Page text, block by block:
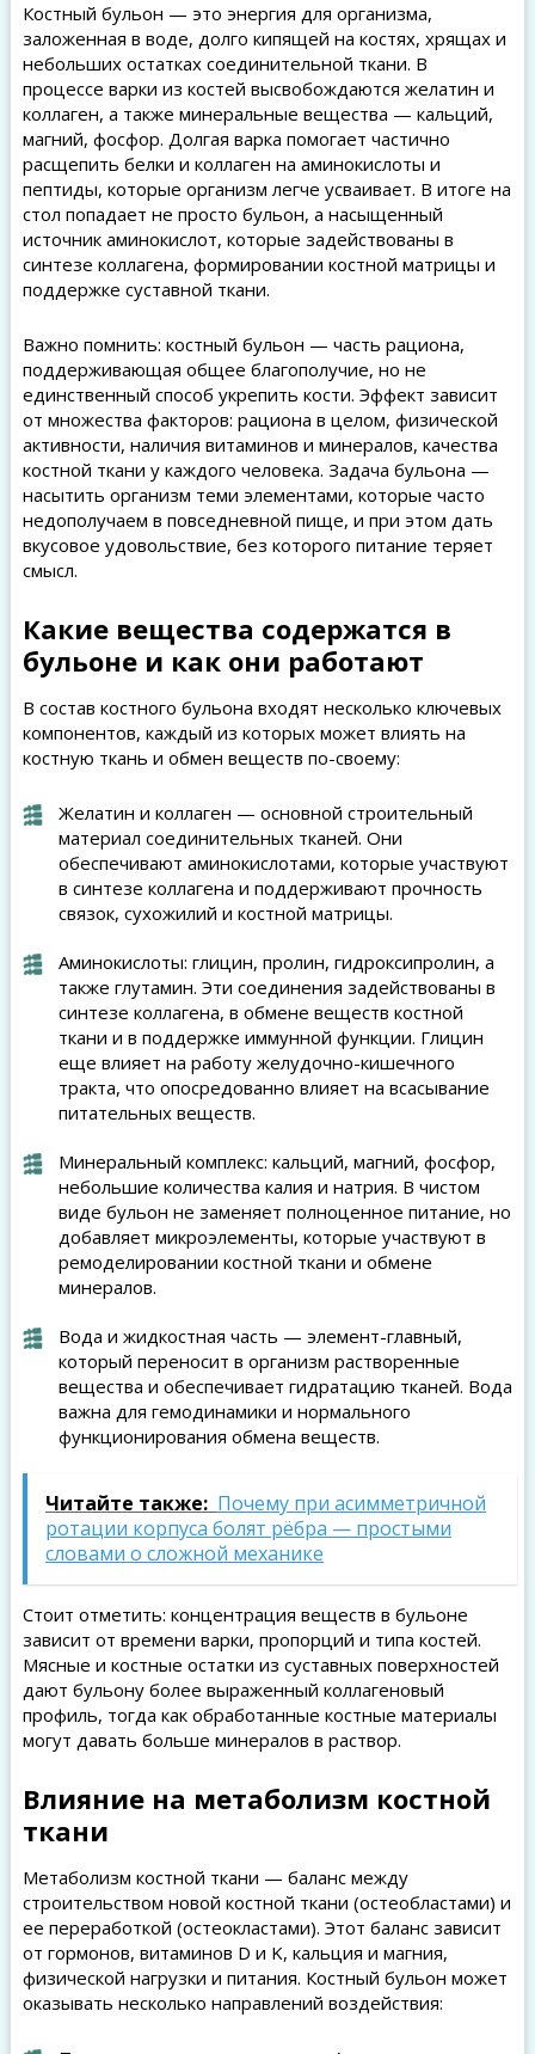
Костный бульон — это энергия для организма,
заложенная в воде, долго кипящей на костях, хрящах и
небольших остатках соединительной ткани. В
процессе варки из костей высвобождаются желатин и
коллаген, а также минеральные вещества — кальций,
магний, фосфор. Долгая варка помогает частично
расщепить белки и коллаген на аминокислоты и
пептиды, которые организм легче усваивает. В итоге на
стол попадает не просто бульон, а насыщенный
источник аминокислот, которые задействованы в
синтезе коллагена, формировании костной матрицы и
поддержке суставной ткани.
Важно помнить: костный бульон — часть рациона,
поддерживающая общее благополучие, но не
единственный способ укрепить кости. Эффект зависит
от множества факторов: рациона в целом, физической
активности, наличия витаминов и минералов, качества
костной ткани у каждого человека. Задача бульона —
насытить организм теми элементами, которые часто
недополучаем в повседневной пище, и при этом дать
вкусовое удовольствие, без которого питание теряет
смысл.
Какие вещества содержатся в
бульоне и как они работают
В состав костного бульона входят несколько ключевых
компонентов, каждый из которых может влиять на
костную ткань и обмен веществ по-своему:
Желатин и коллаген — основной строительный
материал соединительных тканей. Они
обеспечивают аминокислотами, которые участвуют
в синтезе коллагена и поддерживают прочность
связок, сухожилий и костной матрицы.
Аминокислоты: глицин, пролин, гидроксипролин, а
также глутамин. Эти соединения задействованы в
синтезе коллагена, в обмене веществ костной
ткани и в поддержке иммунной функции. Глицин
еще влияет на работу желудочно-кишечного
тракта, что опосредованно влияет на всасывание
питательных веществ.
Минеральный комплекс: кальций, магний, фосфор,
небольшие количества калия и натрия. В чистом
виде бульон не заменяет полноценное питание, но
добавляет микроэлементы, которые участвуют в
ремоделировании костной ткани и обмене
минералов.
Вода и жидкостная часть — элемент-главный,
который переносит в организм растворенные
вещества и обеспечивает гидратацию тканей. Вода
важна для гемодинамики и нормального
функционирования обмена веществ.
Читайте также: Почему при асимметричной
ротации корпуса болят рёбра — простыми
словами о сложной механике
Стоит отметить: концентрация веществ в бульоне
зависит от времени варки, пропорций и типа костей.
Мясные и костные остатки из суставных поверхностей
дают бульону более выраженный коллагеновый
профиль, тогда как обработанные костные материалы
могут давать больше минералов в раствор.
Влияние на метаболизм костной
ткани
Метаболизм костной ткани — баланс между
строительством новой костной ткани (остеобластами) и
ее переработкой (остеокластами). Этот баланс зависит
от гормонов, витаминов D и K, кальция и магния,
физической нагрузки и питания. Костный бульон может
оказывать несколько направлений воздействия: